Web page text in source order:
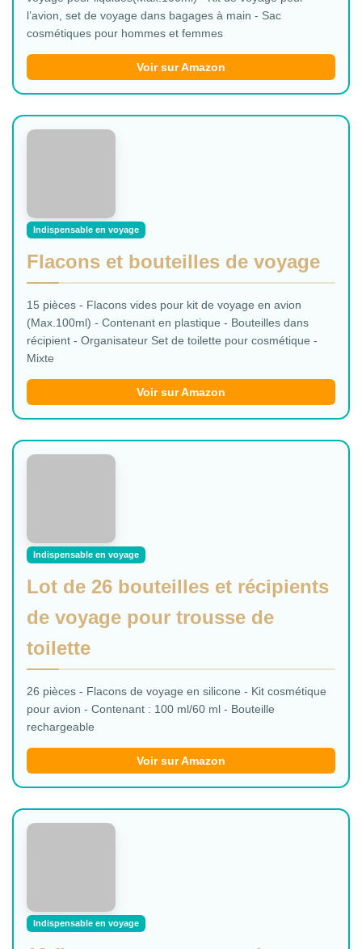
l’avion, set de voyage dans bagages à main - Sac
cosmétiques pour hommes et femmes
Voir sur Amazon
Indispensable en voyage
Flacons et bouteilles de voyage
15 pièces - Flacons vides pour kit de voyage en avion
(Max.100ml) - Contenant en plastique - Bouteilles dans
récipient - Organisateur Set de toilette pour cosmétique -
Mixte
Voir sur Amazon
Indispensable en voyage
Lot de 26 bouteilles et récipients
de voyage pour trousse de
toilette
26 pièces - Flacons de voyage en silicone - Kit cosmétique
pour avion - Contenant : 100 ml/60 ml - Bouteille
rechargeable
Voir sur Amazon
Indispensable en voyage